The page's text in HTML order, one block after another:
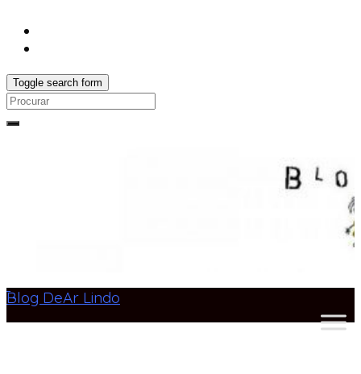
Toggle search form
Search
Blog DeAr Lindo